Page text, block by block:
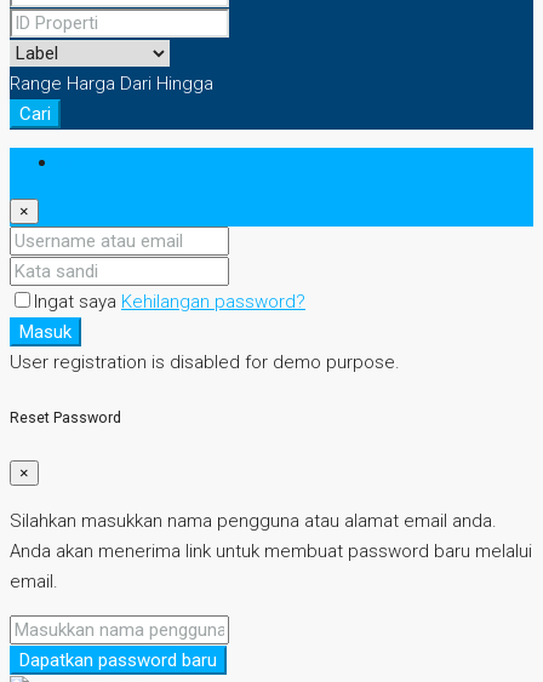
Range Harga Dari Hingga
Cari
×
Ingat saya Kehilangan password?
Masuk
User registration is disabled for demo purpose.
Reset Password
×
Silahkan masukkan nama pengguna atau alamat email anda.
Anda akan menerima link untuk membuat password baru melalui
email.
Dapatkan password baru